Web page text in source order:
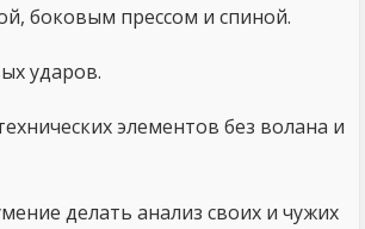
боковым прессом и спиной.
ударов.
элементов без волана и
делать анализ своих и чужих